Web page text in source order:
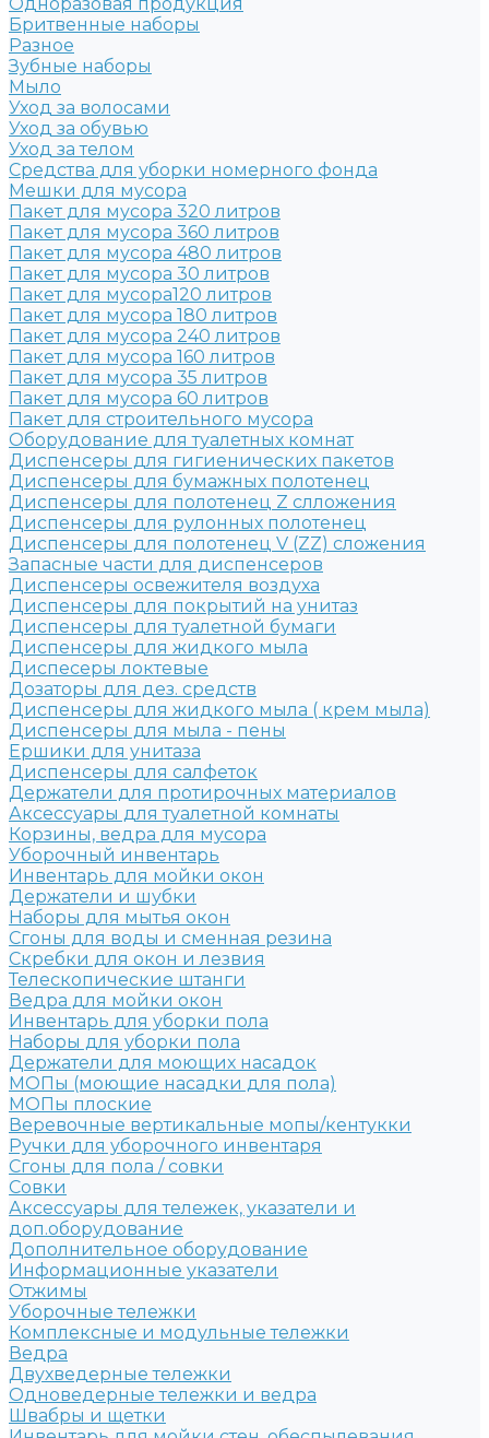
Бритвенные наборы
Разное
Зубные наборы
Мыло
Уход за волосами
Уход за обувью
Уход за телом
Средства для уборки номерного фонда
Мешки для мусора
Пакет для мусора 320 литров
Пакет для мусора 360 литров
Пакет для мусора 480 литров
Пакет для мусора 30 литров
Пакет для мусора120 литров
Пакет для мусора 180 литров
Пакет для мусора 240 литров
Пакет для мусора 160 литров
Пакет для мусора 35 литров
Пакет для мусора 60 литров
Пакет для строительного мусора
Оборудование для туалетных комнат
Диспенсеры для гигиенических пакетов
Диспенсеры для бумажных полотенец
Диспенсеры для полотенец Z слложения
Диспенсеры для рулонных полотенец
Диспенсеры для полотенец V (ZZ) сложения
Запасные части для диспенсеров
Диспенсеры освежителя воздуха
Диспенсеры для покрытий на унитаз
Диспенсеры для туалетной бумаги
Диспенсеры для жидкого мыла
Диспесеры локтевые
Дозаторы для дез. средств
Диспенсеры для жидкого мыла ( крем мыла)
Диспенсеры для мыла - пены
Ершики для унитаза
Диспенсеры для салфеток
Держатели для протирочных материалов
Аксессуары для туалетной комнаты
Корзины, ведра для мусора
Уборочный инвентарь
Инвентарь для мойки окон
Держатели и шубки
Наборы для мытья окон
Сгоны для воды и сменная резина
Скребки для окон и лезвия
Телескопические штанги
Ведра для мойки окон
Инвентарь для уборки пола
Наборы для уборки пола
Держатели для моющих насадок
МОПы (моющие насадки для пола)
МОПы плоские
Веревочные вертикальные мопы/кентукки
Ручки для уборочного инвентаря
Сгоны для пола / совки
Совки
Аксессуары для тележек, указатели и
доп.оборудование
Дополнительное оборудование
Информационные указатели
Отжимы
Уборочные тележки
Комплексные и модульные тележки
Ведра
Двухведерные тележки
Одноведерные тележки и ведра
Швабры и щетки